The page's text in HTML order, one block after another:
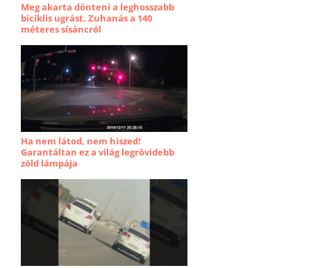
Meg akarta dönteni a leghosszabb
biciklis ugrást. Zuhanás a 140
méteres sísáncról
Ha nem látod, nem hiszed!
Garantáltan ez a világ legrövidebb
zöld lámpája